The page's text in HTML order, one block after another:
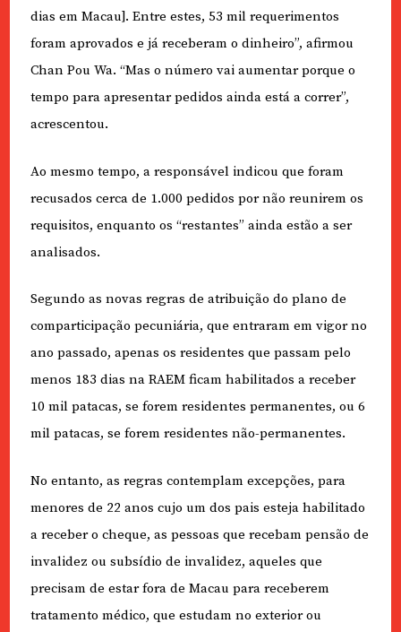
dias em Macau]. Entre estes, 53 mil requerimentos
foram aprovados e já receberam o dinheiro”, afirmou
Chan Pou Wa. “Mas o número vai aumentar porque o
tempo para apresentar pedidos ainda está a correr”,
acrescentou.
Ao mesmo tempo, a responsável indicou que foram
recusados cerca de 1.000 pedidos por não reunirem os
requisitos, enquanto os “restantes” ainda estão a ser
analisados.
Segundo as novas regras de atribuição do plano de
comparticipação pecuniária, que entraram em vigor no
ano passado, apenas os residentes que passam pelo
menos 183 dias na RAEM ficam habilitados a receber
10 mil patacas, se forem residentes permanentes, ou 6
mil patacas, se forem residentes não-permanentes.
No entanto, as regras contemplam excepções, para
menores de 22 anos cujo um dos pais esteja habilitado
a receber o cheque, as pessoas que recebam pensão de
invalidez ou subsídio de invalidez, aqueles que
precisam de estar fora de Macau para receberem
tratamento médico, que estudam no exterior ou